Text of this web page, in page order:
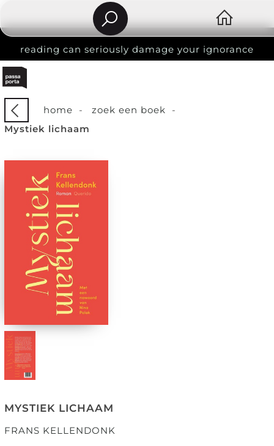
reading can seriously damage your ignorance
home - zoek een boek -
Mystiek lichaam
MYSTIEK LICHAAM
FRANS KELLENDONK